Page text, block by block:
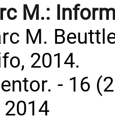
M.:
M.
2014.
- 16